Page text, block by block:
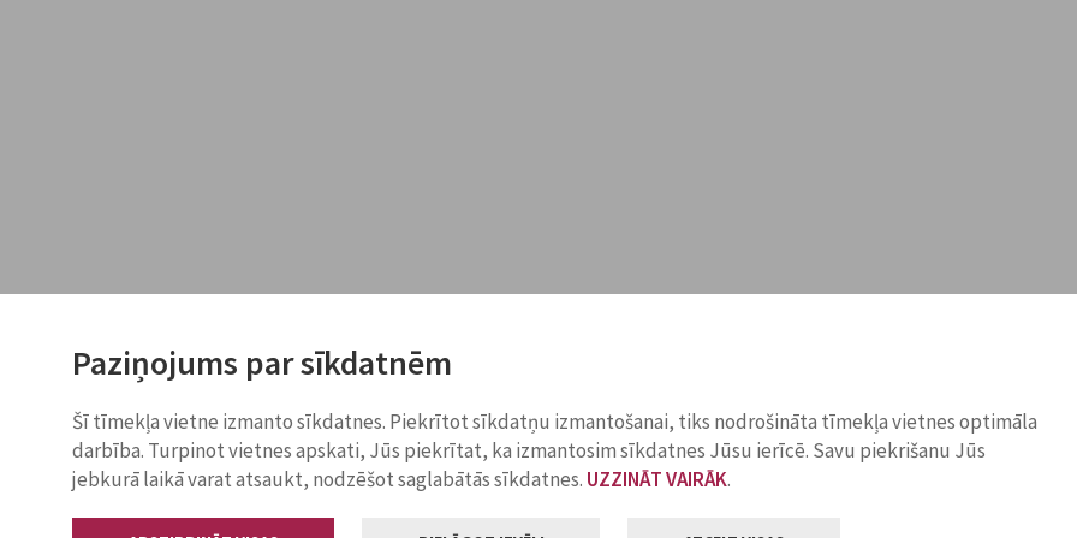
Paziņojums par sīkdatnēm
Šī tīmekļa vietne izmanto sīkdatnes. Piekrītot sīkdatņu izmantošanai, tiks nodrošināta tīmekļa vietnes optimāla
darbība. Turpinot vietnes apskati, Jūs piekrītat, ka izmantosim sīkdatnes Jūsu ierīcē. Savu piekrišanu Jūs
jebkurā laikā varat atsaukt, nodzēšot saglabātās sīkdatnes. UZZINĀT VAIRĀK.